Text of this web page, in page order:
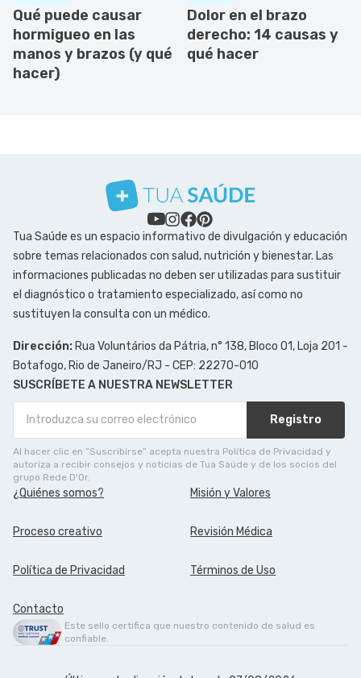
Qué puede causar
hormigueo en las
manos y brazos (y qué
hacer)
Dolor en el brazo
derecho: 14 causas y
qué hacer
Tua Saúde es un espacio informativo de divulgación y educación
sobre temas relacionados con salud, nutrición y bienestar. Las
informaciones publicadas no deben ser utilizadas para sustituir
el diagnóstico o tratamiento especializado, así como no
sustituyen la consulta con un médico.
Dirección: Rua Voluntários da Pátria, n° 138, Bloco 01, Loja 201 -
Botafogo, Rio de Janeiro/RJ - CEP: 22270-010
SUSCRÍBETE A NUESTRA NEWSLETTER
Registro
Al hacer clic en ”Suscribirse” acepta nuestra Política de Privacidad y
autoriza a recibir consejos y noticias de Tua Saúde y de los socios del
grupo Rede D'Or.
¿Quiénes somos? Misión y Valores
Proceso creativo Revisión Médica
Política de Privacidad Términos de Uso
Contacto
Este sello certifica que nuestro contenido de salud es
confiable.